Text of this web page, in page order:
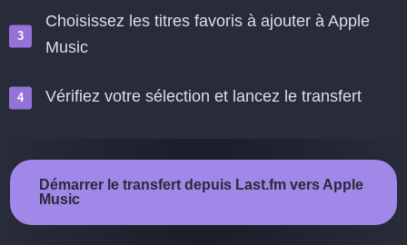
Choisissez les titres favoris à ajouter à Apple
Music
Vérifiez votre sélection et lancez le transfert
Démarrer le transfert depuis Last.fm vers Apple
Music